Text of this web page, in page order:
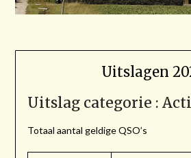
Uitslagen
Uitslag categorie :
Totaal aantal geldige QSO’s